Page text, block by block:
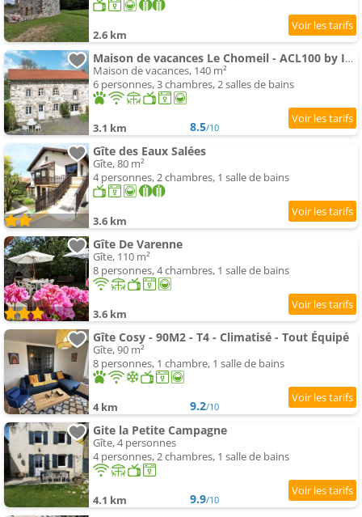
2.6 km
Maison de vacances Le Chomeil - ACL100 by Interhome
Maison de vacances, 140 m²
6 personnes, 3 chambres, 2 salles de bains
3.1 km 8.5/10
Gîte des Eaux Salées
Gîte, 80 m²
4 personnes, 2 chambres, 1 salle de bains
3.6 km
Gîte De Varenne
Gîte, 110 m²
8 personnes, 4 chambres, 1 salle de bains
3.6 km
Gîte Cosy - 90M2 - T4 - Climatisé - Tout Équipé
Gîte, 90 m²
8 personnes, 1 chambre, 1 salle de bains
4 km 9.2/10
Gite la Petite Campagne
Gîte, 4 personnes
4 personnes, 2 chambres, 1 salle de bains
4.1 km 9.9/10